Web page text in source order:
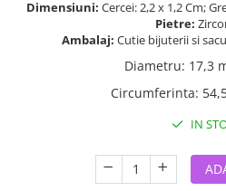
Dimensiuni: Cercei: 2,2 x 1,2 Cm;
Pietre:
Ambalaj: Cutie bijuterii si
Diametru: 17,3
Circumferinta:
IN